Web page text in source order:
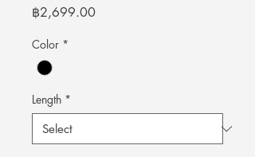
฿2,699.00Price
Color *
Length *